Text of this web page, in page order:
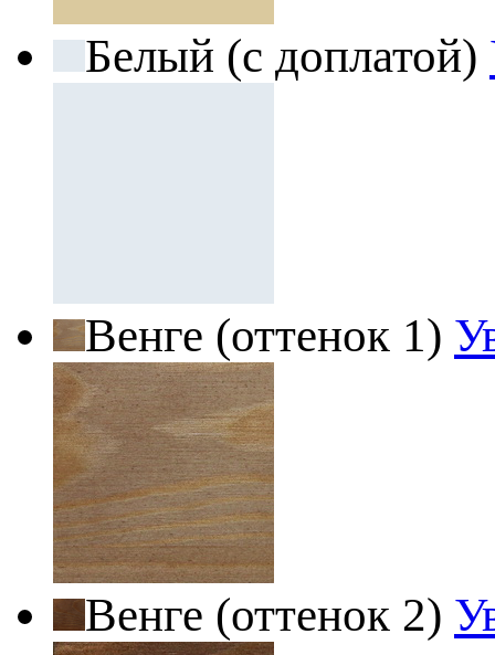
Белый (с доплатой)
Венге (оттенок 1)
Венге (оттенок 2)